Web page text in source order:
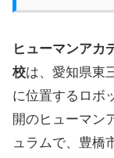
ヒューマンアカ
校は、愛知県東
に位置するロボ
開のヒューマン
ュラムで、豊橋